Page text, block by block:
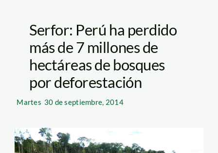
Serfor: Perú ha perdido
más de 7 millones de
hectáreas de bosques
por deforestación
Martes 30 de septiembre, 2014